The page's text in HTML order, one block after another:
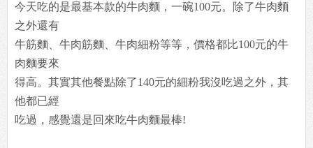
今天吃的是最基本款的牛肉麵，一碗100元。除了牛肉麵
之外還有
牛筋麵、牛肉筋麵、牛肉細粉等等，價格都比100元的牛
肉麵要來
得高。其實其他餐點除了140元的細粉我沒吃過之外，其
他都已經
吃過，感覺還是回來吃牛肉麵最棒!